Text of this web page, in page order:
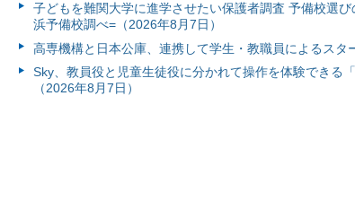
子どもを難関大学に進学させたい保護者調査 予備校選
浜予備校調べ=（2026年8月7日）
高専機構と日本公庫、連携して学生・教職員によるスタ
Sky、教員役と児童生徒役に分かれて操作を体験できる
（2026年8月7日）